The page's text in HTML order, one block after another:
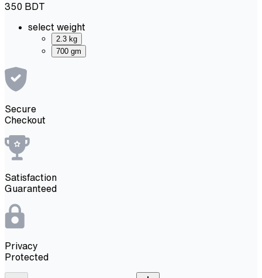
350 BDT
select weight
2.3 kg
700 gm
Secure
Checkout
Satisfaction
Guaranteed
Privacy
Protected